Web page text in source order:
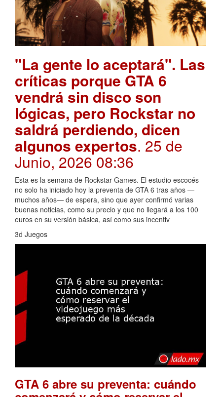
"La gente lo aceptará". Las
críticas porque GTA 6
vendrá sin disco son
lógicas, pero Rockstar no
saldrá perdiendo, dicen
algunos expertos. 25 de
Junio, 2026 08:36
Esta es la semana de Rockstar Games. El estudio escocés
no solo ha iniciado hoy la preventa de GTA 6 tras años —
muchos años— de espera, sino que ayer confirmó varias
buenas noticias, como su precio y que no llegará a los 100
euros en su versión básica, así como sus incentiv
3d Juegos
GTA 6 abre su preventa: cuándo